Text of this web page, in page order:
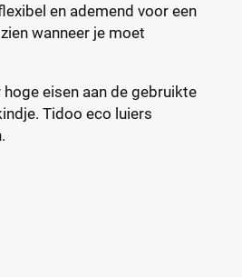
en ademend voor een
wanneer je moet
eisen aan de gebruikte
Tidoo eco luiers